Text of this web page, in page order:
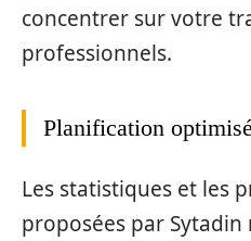
concentrer sur votre
professionnels.
Planification
Les statistiques et les
proposées par